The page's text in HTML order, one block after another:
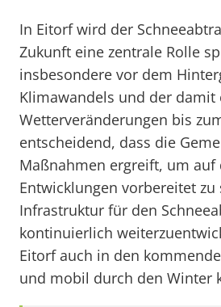
In Eitorf wird der
Zukunft eine zentrale Rolle
insbesondere vor dem
Klimawandels und der damit
Wetterveränderungen bis
entscheidend, dass die
Maßnahmen ergreift, um auf
Entwicklungen vorbereitet
Infrastruktur für den
kontinuierlich
Eitorf auch in den
und mobil durch den Winter